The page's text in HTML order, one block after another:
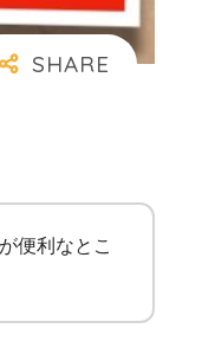
便利なとこ